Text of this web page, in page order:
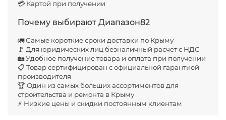
💳 Картой при получении
Почему выбирают Диапазон82
🚛 Самые короткие сроки доставки по Крыму
🚩 Для юридических лиц безналичный расчет с НДС
🏡 Удобное получение товара и оплата при получении
📋 Товар сертифицирован с официальной гарантией
производителя
🏆 Один из самых больших ассортиментов для
строительства и ремонта в Крыму
⚡ Низкие цены и скидки постоянным клиентам